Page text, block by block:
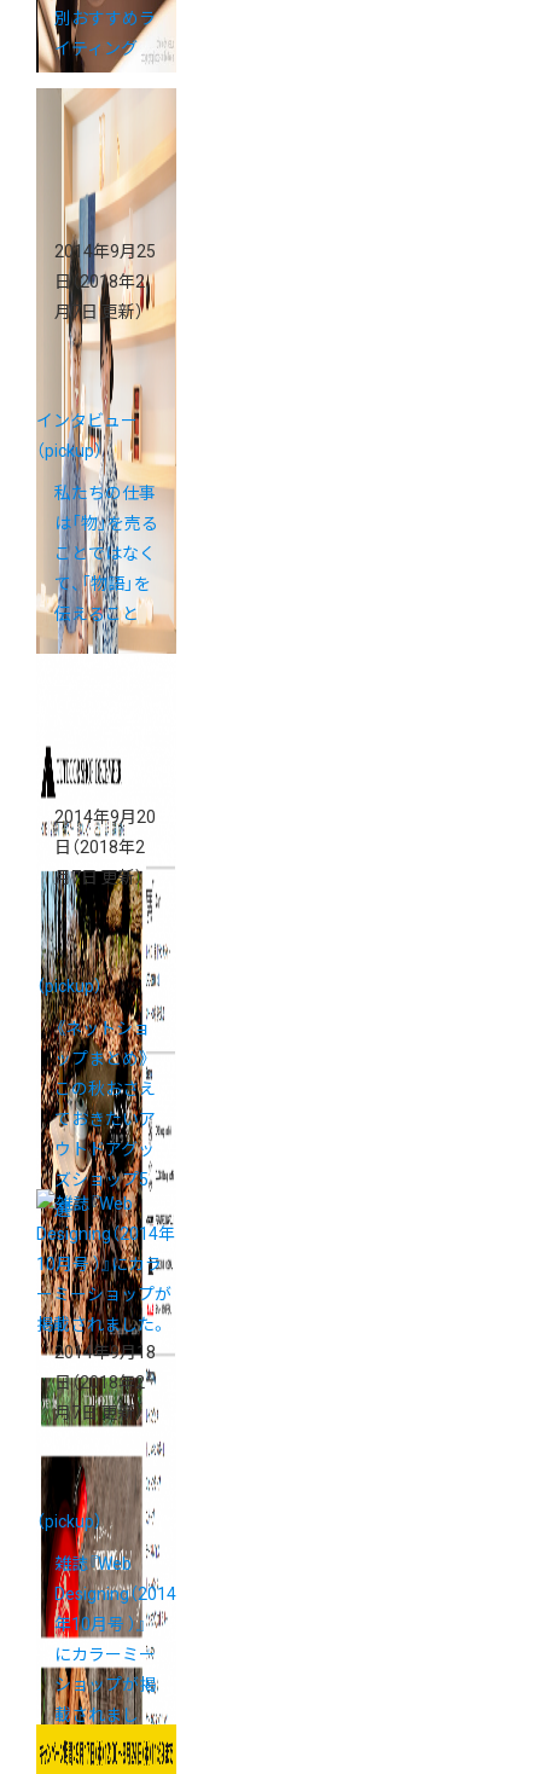
別おすすめラ
イティング
2014年9月25
日 （2018年2
月7日 更新）
インタビュー
（pickup）
私たちの仕事
は「物」を売る
ことではなく
て、「物語」を
伝えること
2014年9月20
日 （2018年2
月7日 更新）
（pickup）
《ネットショ
ップまとめ》
この秋おさえ
ておきたいア
ウトドアグッ
ズショップ5
選
2014年9月18
日（2018年2
月7日 更新）
（pickup）
雑誌『Web
Designing（2014
年10月号 ）』
にカラーミー
ショップが掲
載されまし
た。